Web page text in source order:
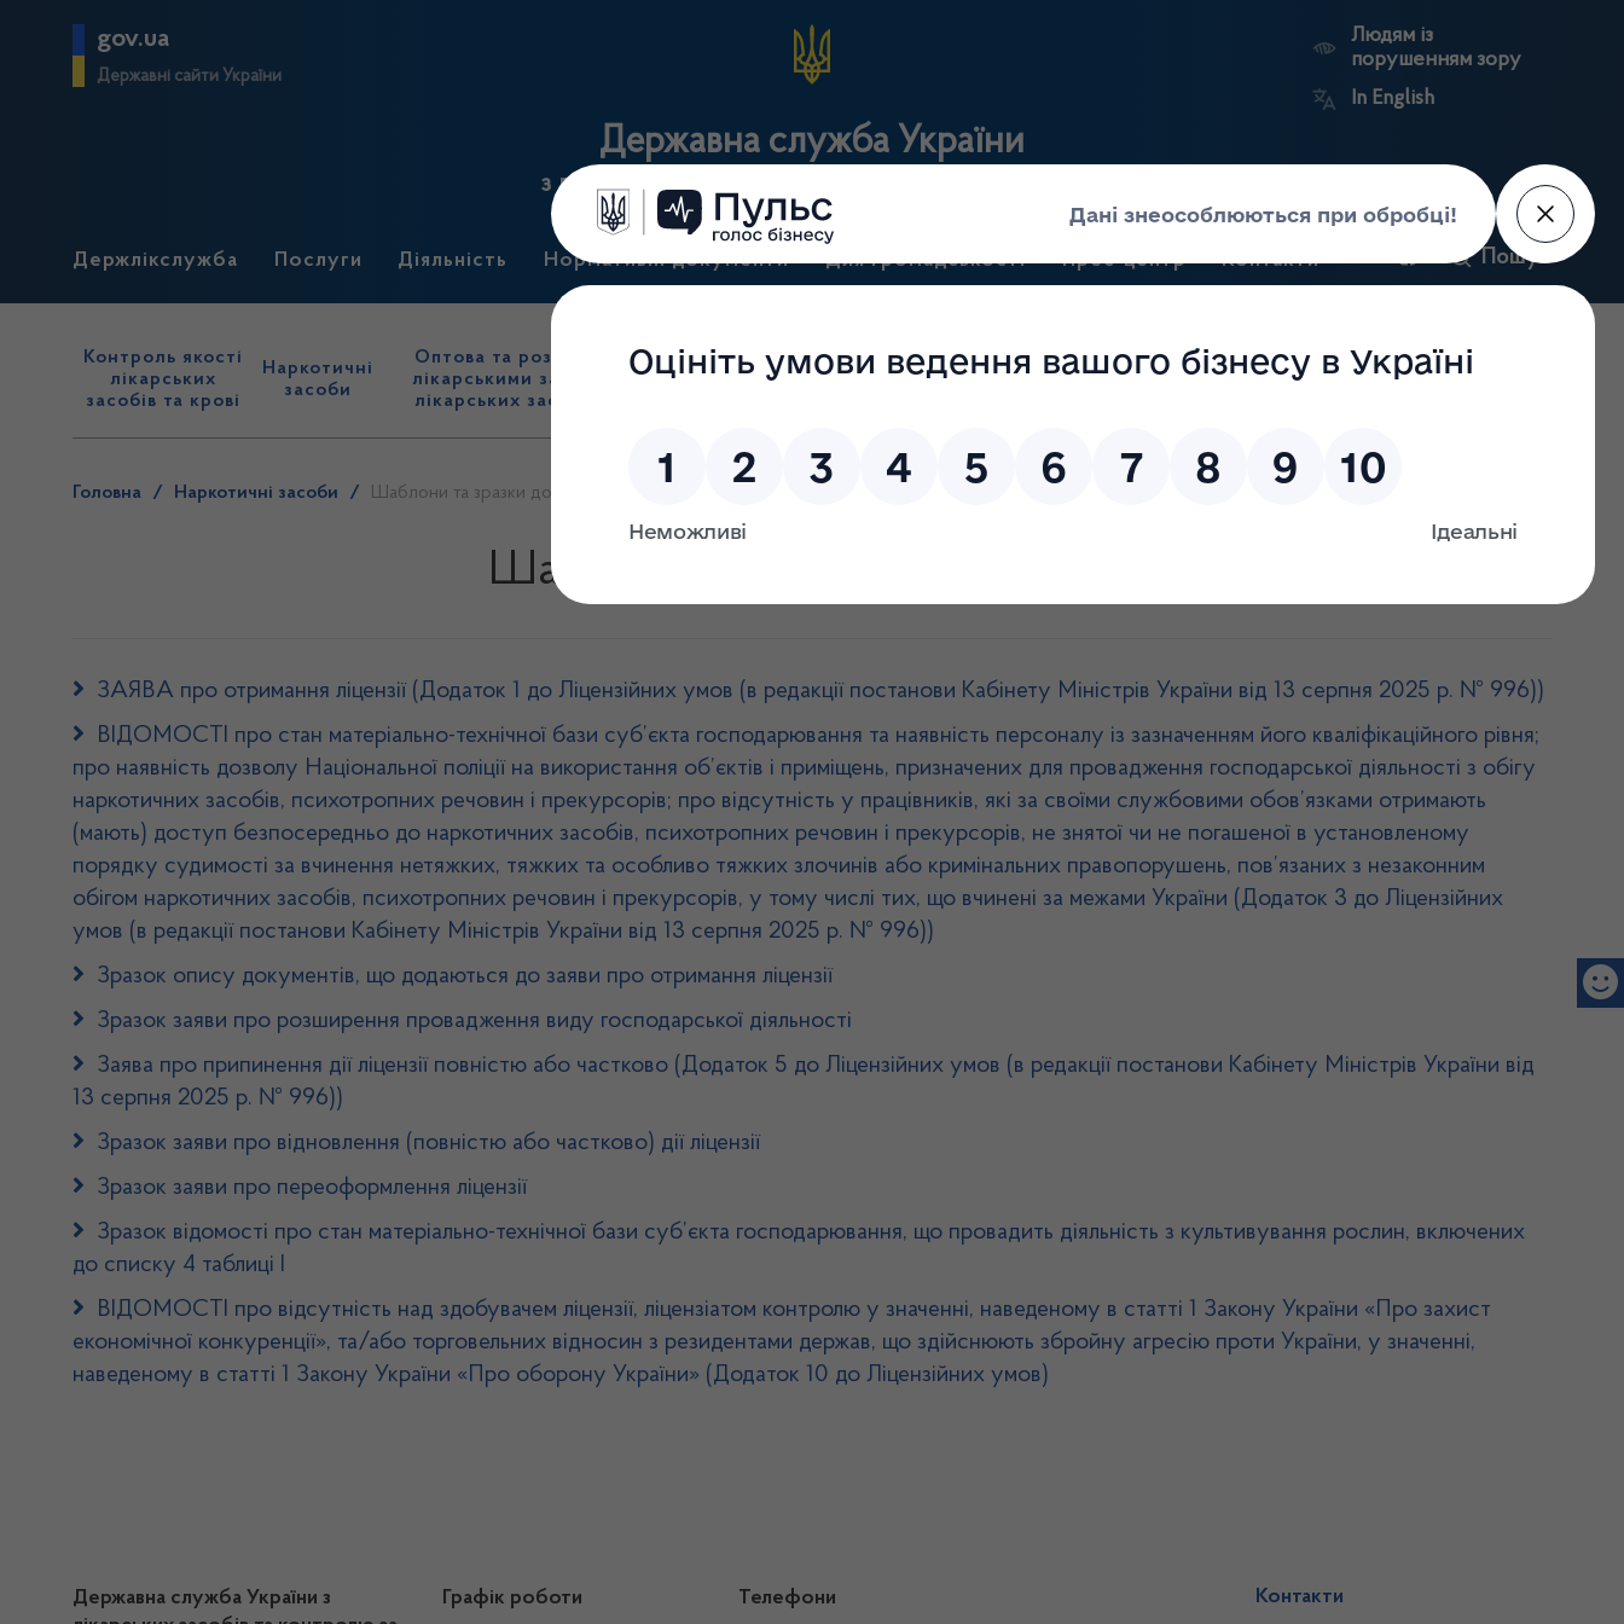
gov.ua
Державні сайти України
Державна служба України
з лікарських засобів та контролю за наркотиками
Людям із
порушенням зору
In English
Держлікслужба Послуги Діяльність Нормативні документи Для громадськості Прес-центр Контакти Пошук
Контроль якості
лікарських
засобів та крові
Наркотичні
засоби
Оптова та роздрібна торгівля
лікарськими засобами, імпорт
лікарських засобів (крім АФІ)
Державний
нагляд
виробництва лікарських
Ринковий
Державні
Антикорупційний
портал
Головна / Наркотичні засоби / Шаблони та зразки документів
Шаблони та зразки документів
ЗАЯВА про отримання ліцензії (Додаток 1 до Ліцензійних умов (в редакції постанови Кабінету Міністрів України від 13 серпня 2025 р. № 996))
ВІДОМОСТІ про стан матеріально-технічної бази суб’єкта господарювання та наявність персоналу із зазначенням його кваліфікаційного рівня;
про наявність дозволу Національної поліції на використання об’єктів і приміщень, призначених для провадження господарської діяльності з обігу
наркотичних засобів, психотропних речовин і прекурсорів; про відсутність у працівників, які за своїми службовими обов’язками отримають
(мають) доступ безпосередньо до наркотичних засобів, психотропних речовин і прекурсорів, не знятої чи не погашеної в установленому
порядку судимості за вчинення нетяжких, тяжких та особливо тяжких злочинів або кримінальних правопорушень, пов’язаних з незаконним
обігом наркотичних засобів, психотропних речовин і прекурсорів, у тому числі тих, що вчинені за межами України (Додаток 3 до Ліцензійних
умов (в редакції постанови Кабінету Міністрів України від 13 серпня 2025 р. № 996))
Зразок опису документів, що додаються до заяви про отримання ліцензії
Зразок заяви про розширення провадження виду господарської діяльності
Заява про припинення дії ліцензії повністю або частково (Додаток 5 до Ліцензійних умов (в редакції постанови Кабінету Міністрів України від
13 серпня 2025 р. № 996))
Зразок заяви про відновлення (повністю або частково) дії ліцензії
Зразок заяви про переоформлення ліцензії
Зразок відомості про стан матеріально-технічної бази суб’єкта господарювання, що провадить діяльність з культивування рослин, включених
до списку 4 таблиці І
ВІДОМОСТІ про відсутність над здобувачем ліцензії, ліцензіатом контролю у значенні, наведеному в статті 1 Закону України «Про захист
економічної конкуренції», та/або торговельних відносин з резидентами держав, що здійснюють збройну агресію проти України, у значенні,
наведеному в статті 1 Закону України «Про оборону України» (Додаток 10 до Ліцензійних умов)
Державна служба України з
Графік роботи Телефони
Контакти